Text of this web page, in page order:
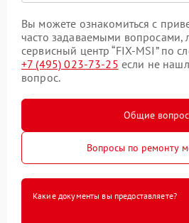
Вы можете ознакомиться с
часто задаваемыми вопросами,
сервисный центр “FIX-MSI” по
+7 (495) 023-73-25 если не
вопрос.
Общие
Вопросы по ремонту
Какие документы вы предоставляете?